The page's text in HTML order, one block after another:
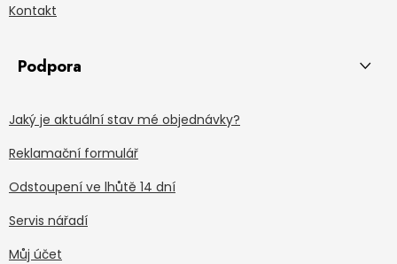
Kontakt
Podpora
Jaký je aktuální stav mé objednávky?
Reklamační formulář
Odstoupení ve lhůtě 14 dní
Servis nářadí
Můj účet